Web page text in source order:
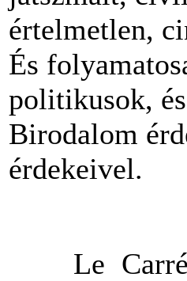
értelmetlen,
És
politikusok,
Birodalom
érdekeivel.
Le Carré